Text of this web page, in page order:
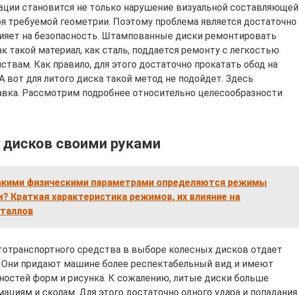
становится не только нарушение визуальной составляющей
требуемой геометрии. Поэтому проблема является достаточно
на безопасность. Штампованные диски ремонтировать
такой материал, как сталь, поддается ремонту с легкостью
Как правило, для этого достаточно прокатать обод на
вот для литого диска такой метод не подойдет. Здесь
Рассмотрим подробнее относительно целесообразности
своими руками
физическими параметрами определяются режимы
Краткая характеристика режимов, их влияние на
средства в выборе колесных дисков отдает
придают машине более респектабельный вид и имеют
форм и рисунка. К сожалению, литые диски больше
и сколам. Для этого достаточно одного удара и попадания